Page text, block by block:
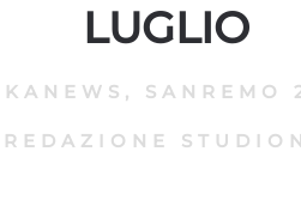
LUGLIO
, SANREMO
REDAZIONE